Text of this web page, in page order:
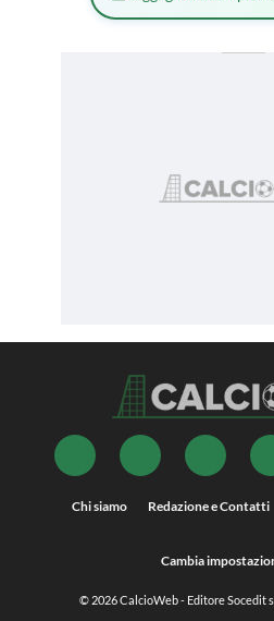
Chi siamo Redazione e Contatti
Cambia
© 2026CalcioWeb- Editore Socedit